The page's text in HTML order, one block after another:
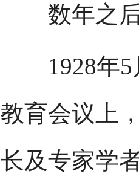
数年之后
1928年5
教育会议上
长及专家学